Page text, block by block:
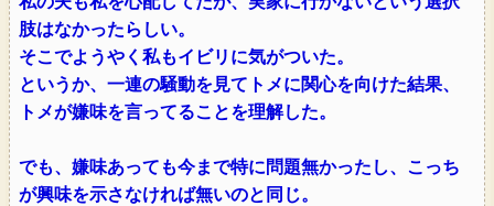
肢はなかったらしい。
そこでようやく私もイビリに気がついた。
というか、一連の騒動を見てトメに関心を向けた結果、
トメが嫌味を言ってることを理解した。
でも、嫌味あっても今まで特に問題無かったし、こっち
が興味を示さなければ無いのと同じ。